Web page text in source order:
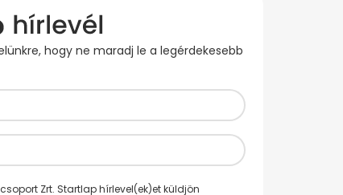
hogy ne maradj le a legérdekesebb
Zrt. Startlap hírlevel(ek)et küldjön